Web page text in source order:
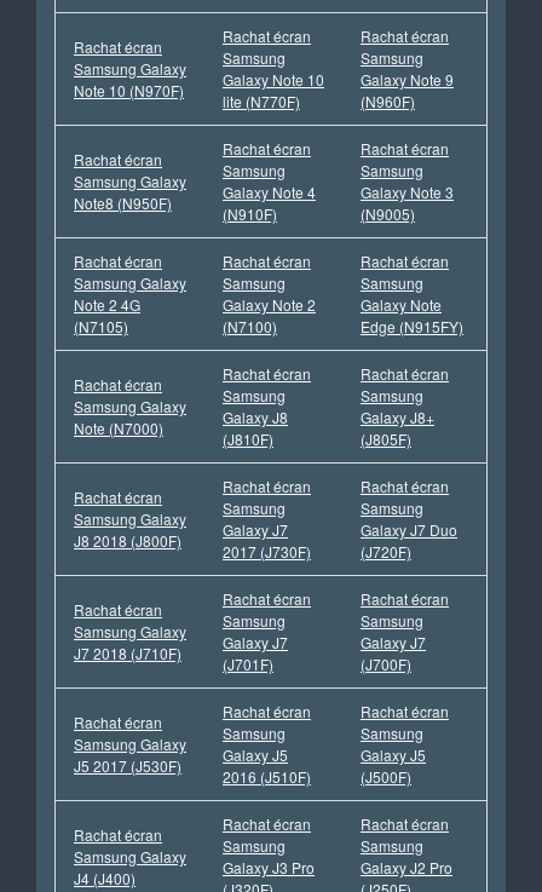
Rachat écran
Samsung Galaxy
Note 10 (N970F)
Rachat écran
Samsung
Galaxy Note 10
lite (N770F)
Rachat écran
Samsung
Galaxy Note 9
(N960F)
Rachat écran
Samsung Galaxy
Note8 (N950F)
Rachat écran
Samsung
Galaxy Note 4
(N910F)
Rachat écran
Samsung
Galaxy Note 3
(N9005)
Rachat écran
Samsung Galaxy
Note 2 4G
(N7105)
Rachat écran
Samsung
Galaxy Note 2
(N7100)
Rachat écran
Samsung
Galaxy Note
Edge (N915FY)
Rachat écran
Samsung Galaxy
Note (N7000)
Rachat écran
Samsung
Galaxy J8
(J810F)
Rachat écran
Samsung
Galaxy J8+
(J805F)
Rachat écran
Samsung Galaxy
J8 2018 (J800F)
Rachat écran
Samsung
Galaxy J7
2017 (J730F)
Rachat écran
Samsung
Galaxy J7 Duo
(J720F)
Rachat écran
Samsung Galaxy
J7 2018 (J710F)
Rachat écran
Samsung
Galaxy J7
(J701F)
Rachat écran
Samsung
Galaxy J7
(J700F)
Rachat écran
Samsung Galaxy
J5 2017 (J530F)
Rachat écran
Samsung
Galaxy J5
2016 (J510F)
Rachat écran
Samsung
Galaxy J5
(J500F)
Rachat écran
Samsung Galaxy
J4 (J400)
Rachat écran
Samsung
Galaxy J3 Pro
Rachat écran
Samsung
Galaxy J2 Pro